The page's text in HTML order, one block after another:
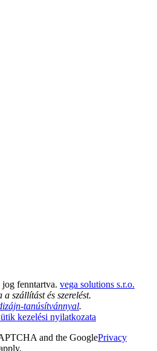
fenntartva. vega solutions s.r.o.
szállítást és szerelést.
tanúsítvánnyal.
kezelési nyilatkozata
and the GooglePrivacy